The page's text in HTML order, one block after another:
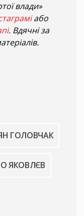
влади»
або
. Вдячні за
ГОЛОВЧАК
ЯКОВЛЄВ